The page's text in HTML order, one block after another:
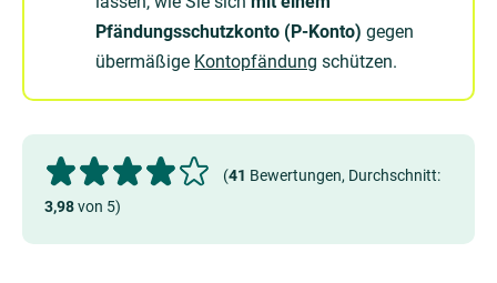
Pfändungsschutzkonto (P-Konto) gegen
übermäßige Kontopfändung schützen.
(41 Bewertungen, Durchschnitt:
3,98von 5)